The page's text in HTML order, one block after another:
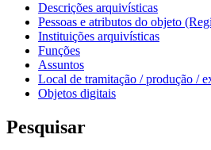
Descrições arquivísticas
Pessoas e atributos do objeto
Instituições arquivísticas
Funções
Assuntos
Local de tramitação / produção /
Objetos digitais
Pesquisar